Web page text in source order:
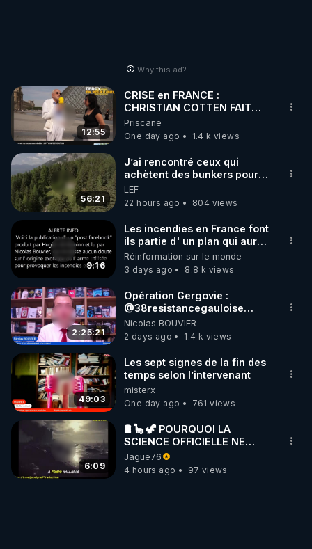
Why this ad?
12:55
CRISE en FRANCE :
CHRISTIAN COTTEN FAIT
une étrange découverte
Priscane
One day ago
1.4 k views
56:21
J’ai rencontré ceux qui
achètent des bunkers pour
survivre à la fin du monde
LEF
22 hours ago
804 views
9:16
Les incendies en France font
ils partie d' un plan qui aurait
débuté le 11 septembre 2001
?
Réinformation sur le monde
3 days ago
8.8 k views
2:25:21
Opération Gergovie :
‪@38resistancegauloise‬
‪@MarionSigautOfficiel‬
‪@gladysriifard5710‬ Laëtitia
Nicolas BOUVIER
2 days ago
1.4 k views
49:03
Les sept signes de la fin des
temps selon l’intervenant
misterx
One day ago
761 views
6:09
🛢 🦕 🦖 POURQUOI LA
SCIENCE OFFICIELLE NE
CONNAÎT-ELLE PAS LA VRAIE
ORIGINE DU PÉTROLE ?
Jague76
4 hours ago
97 views